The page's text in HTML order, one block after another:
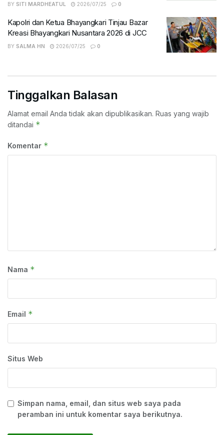
BY SITI MARDHEATUL 2026/07/25 0
Kapolri dan Ketua Bhayangkari Tinjau Bazar
Kreasi Bhayangkari Nusantara 2026 di JCC
BY SALMA HN 2026/07/25 0
Tinggalkan Balasan
Alamat email Anda tidak akan dipublikasikan. Ruas yang wajib
ditandai *
Komentar *
Nama *
Email *
Situs Web
Simpan nama, email, dan situs web saya pada
peramban ini untuk komentar saya berikutnya.